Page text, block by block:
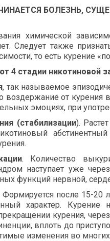
БОЛЕЗНЬ,
химической
Следует также
то есть курение
4 стадии никотиновой
, так называемое
от курения
эмоциях, при
(стабилизации).
. Количество
наступает уже
функций нервной,
Формируется после 15-20
характер.
курения,
вплоть до
изменения во многих